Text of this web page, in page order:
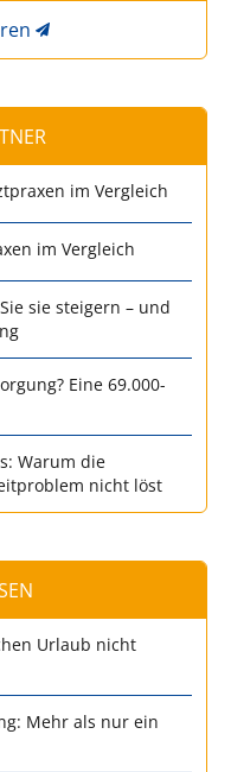
im Vergleich
im Vergleich
sie steigern – und
Eine 69.000-
Warum die
nicht löst
Urlaub nicht
Mehr als nur ein